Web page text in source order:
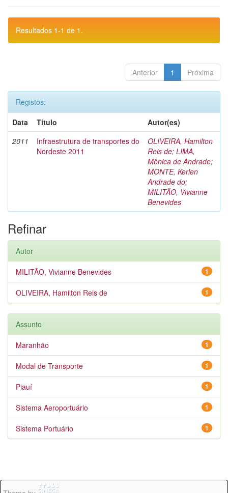
Resultados 1-1 de 1.
Anterior 1 Próxima
Registos:
Data
Título
Autor(es)
2011
Infraestrutura de transportes do
Nordeste 2011
OLIVEIRA, Hamilton
Reis de; LIMA,
Mônica de Andrade;
MONTE, Kerlen
Andrade do;
MILITÃO, Vivianne
Benevides
Refinar
Autor
1
MILITÃO, Vivianne Benevides
1
OLIVEIRA, Hamilton Reis de
Assunto
1
Maranhão
1
Modal de Transporte
1
Piauí
1
Sistema Aeroportuário
1
Sistema Portuário